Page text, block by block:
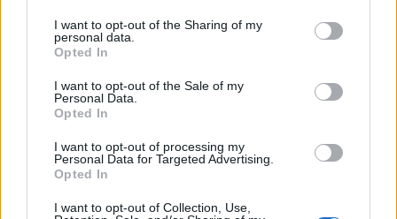
not limited to your visit or usage behaviour. You may click to
grant or deny consent to Google and its third-party tags to
use your data for below specified purposes in below Google
consent section.
I want to opt-out of the Sharing of my
personal data.
Opted In
I want to opt-out of the Sale of my
Personal Data.
Opted In
I want to opt-out of processing my
Personal Data for Targeted Advertising.
Opted In
I want to opt-out of Collection, Use,
fesztiválon is fellép. A francia könnyűzenei
gála másik nagy győztese Vanessa Paradis. A
harmadszorra lett az év női előadója. Ő az
első énekesnő, aki triplázni tudott karrierje
Az év dalának járó díjat a közönség a